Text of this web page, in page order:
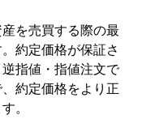
を売買する際の最
約定価格が保証さ
指値・指値注文で
約定価格をより正
。